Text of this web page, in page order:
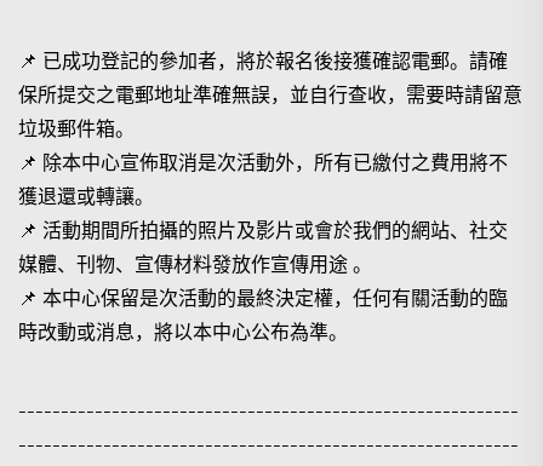
📌 已成功登記的參加者，將於報名後接獲確認電郵。請確
保所提交之電郵地址準確無誤，並自行查收，需要時請留意
垃圾郵件箱。
📌 除本中心宣佈取消是次活動外，所有已繳付之費用將不
獲退還或轉讓。
📌 活動期間所拍攝的照片及影片或會於我們的網站、社交
媒體、刊物、宣傳材料發放作宣傳用途 。
📌 本中心保留是次活動的最終決定權，任何有關活動的臨
時改動或消息，將以本中心公布為準。
-----------------------------------------------------------
-----------------------------------------------------------